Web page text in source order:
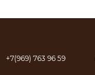
+7(969) 763 96 59